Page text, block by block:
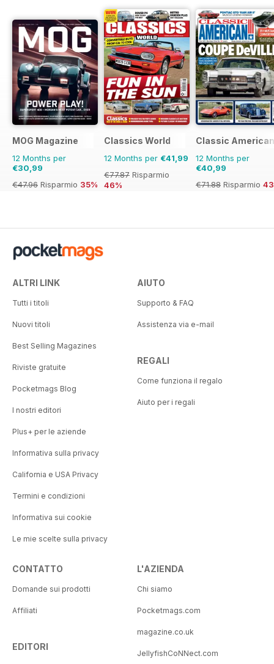
MOG Magazine
12 Months per
€30,99
€47.96 Risparmio 35%
Classics World
12 Months per €41,99
€77.87 Risparmio
46%
Classic
12 Months per
€40,99
€71.88 Risparmio
ALTRI LINK
Tutti i titoli
Nuovi titoli
Best Selling Magazines
Riviste gratuite
Pocketmags Blog
I nostri editori
Plus+ per le aziende
Informativa sulla privacy
California e USA Privacy
Termini e condizioni
Informativa sui cookie
Le mie scelte sulla privacy
AIUTO
Supporto & FAQ
Assistenza via e-mail
REGALI
Come funziona il regalo
Aiuto per i regali
CONTATTO
Domande sui prodotti
Affiliati
EDITORI
L'AZIENDA
Chi siamo
Pocketmags.com
magazine.co.uk
JellyfishCoNNect.com